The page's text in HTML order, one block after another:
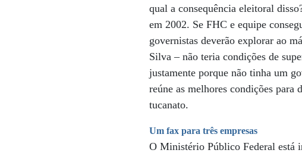
qual a consequência eleitoral
em 2002. Se FHC e equipe
governistas deverão explorar ao
Silva – não teria condições de
justamente porque não tinha um
reúne as melhores condições para
tucanato.
Um fax para três empresas
O Ministério Público Federal está